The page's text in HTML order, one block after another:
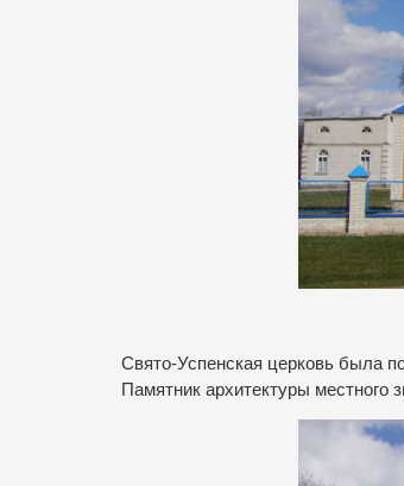
Свято-Успенская церковь была
Памятник архитектуры местного